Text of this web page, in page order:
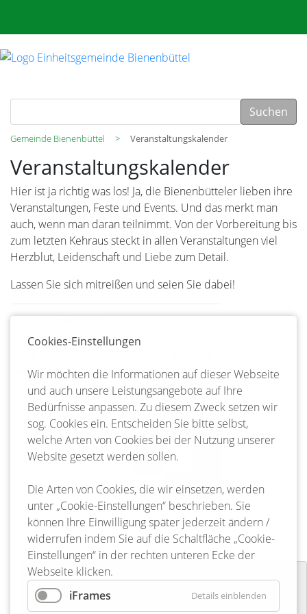
Suchen
Gemeinde Bienenbüttel Veranstaltungskalender
Veranstaltungskalender
Hier ist ja richtig was los! Ja, die Bienenbütteler lieben ihre
Veranstaltungen, Feste und Events. Und das merkt man
auch, wenn man daran teilnimmt. Von der Vorbereitung bis
zum letzten Kehraus steckt in allen Veranstaltungen viel
Herzblut, Leidenschaft und Liebe zum Detail.
Lassen Sie sich mitreißen und seien Sie dabei!
< Juni 2026 >
2 3 4 5 6 7
9 10 11 12 13 14
15 16 17 18 19 20
22 23 24 25 26 27 28
29 30
Förderverein der Bücherei
Bienenbüttel
Cookies-Einstellungen
Wir möchten die Informationen auf dieser Webseite
und auch unsere Leistungsangebote auf Ihre
Bedürfnisse anpassen. Zu diesem Zweck setzen wir
sog. Cookies ein. Entscheiden Sie bitte selbst,
welche Arten von Cookies bei der Nutzung unserer
Website gesetzt werden sollen.
Die Arten von Cookies, die wir einsetzen, werden
unter „Cookie-Einstellungen“ beschrieben. Sie
können Ihre Einwilligung später jederzeit ändern /
widerrufen indem Sie auf die Schaltfläche „Cookie-
Einstellungen“ in der rechten unteren Ecke der
Webseite klicken.
iFrames
Details einblenden